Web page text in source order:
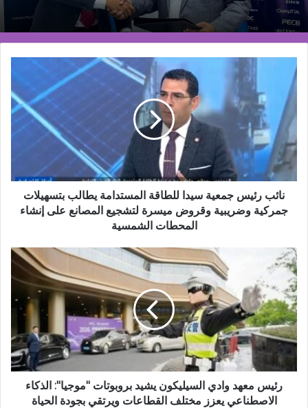
نائب
رئيس
جمعية
سيدا
للطاقة
المستدامة
يطالب
بتسهيلات
جمركية
وضريبية
وقروض
المصانع
على
إنشاء
المحطات
الشمسية
نائب رئيس جمعية سيدا للطاقة المستدامة يطالب بتسهيلات
جمركية وضريبية وقروض ميسرة لتشجيع المصانع على إنشاء
المحطات الشمسية
رئيس
معهد
وادي
السيليكون
يشيد
بروبوتات
"موجيا":
الذكاء
الاصطناعي
مختلف
رئيس معهد وادي السيليكون يشيد بروبوتات "موجيا": الذكاء
الاصطناعي يعزز مختلف القطاعات ويرتقي بجودة الحياة